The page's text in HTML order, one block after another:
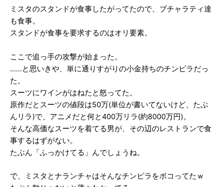
ミスタのスタンドが食事したがってたので、ブチャラティ達
も食事。
スタンドが食事を要求するのはオリ要素。
ここで追っ手の攻撃が始まった。
……と思いきや、単に通りすがりの小金持ちのチンピラだっ
た。
スーツにワインがはねたと怒ってた。
原作だとスーツの値段は50万(単位が書いてないけど、たぶ
んリラ)で、アニメだと何と400万リラ(約8000万円)。
そんな高価なスーツを着てる男が、その辺のレストランで食
事するはずがない。
たぶん「ふっかけてる」んでしょうね。
で、ミスタとナランチャはそんなチンピラをボコってたｗ